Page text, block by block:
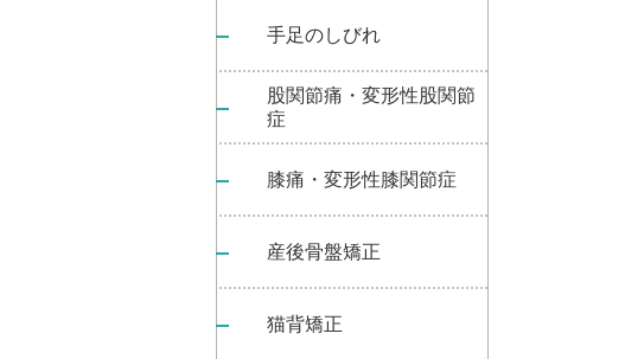
手足のしびれ
股関節痛・変形性股関節
症
膝痛・変形性膝関節症
産後骨盤矯正
猫背矯正